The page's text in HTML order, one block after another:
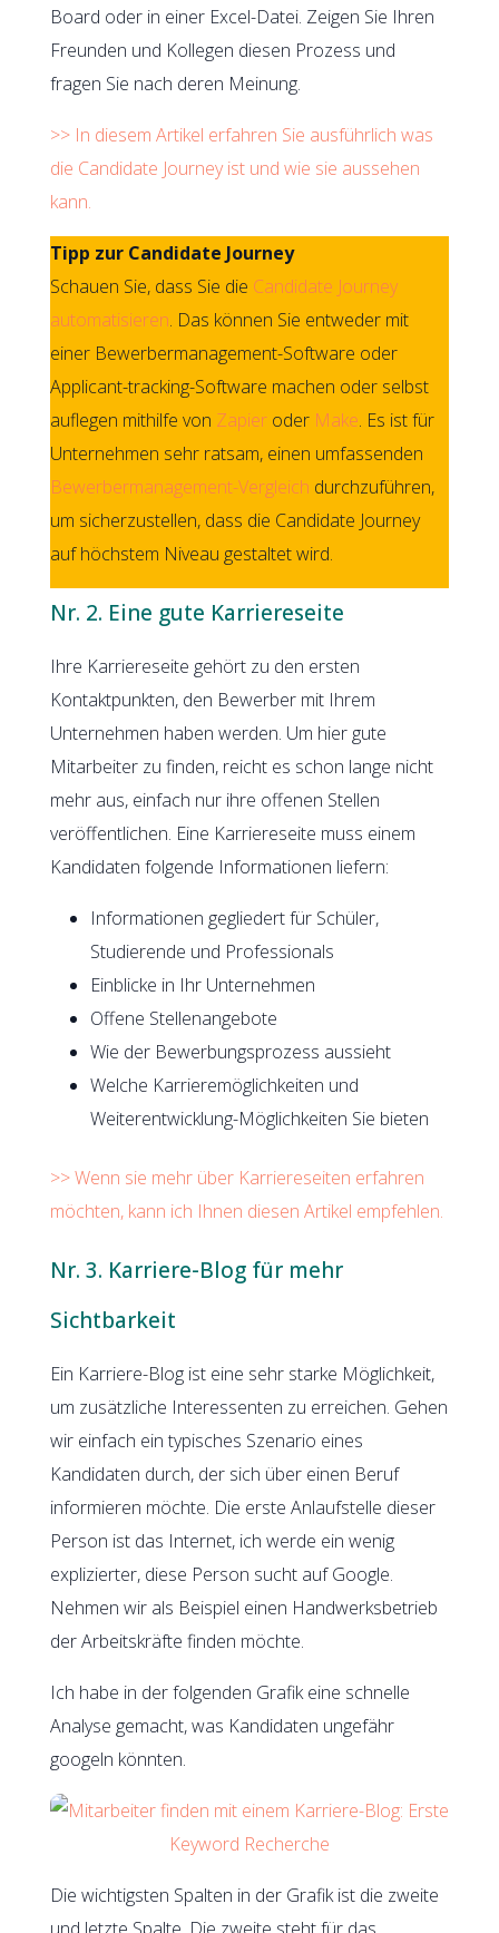
Board oder in einer Excel-Datei. Zeigen Sie Ihren
Freunden und Kollegen diesen Prozess und
fragen Sie nach deren Meinung.
>> In diesem Artikel erfahren Sie ausführlich was
die Candidate Journey ist und wie sie aussehen
kann.
Tipp zur Candidate Journey
Schauen Sie, dass Sie die Candidate Journey
automatisieren. Das können Sie entweder mit
einer Bewerbermanagement-Software oder
Applicant-tracking-Software machen oder selbst
auflegen mithilfe von Zapieroder Make. Es ist für
Unternehmen sehr ratsam, einen umfassenden
Bewerbermanagement-Vergleich durchzuführen,
um sicherzustellen, dass die Candidate Journey
auf höchstem Niveau gestaltet wird.
Nr. 2. Eine gute Karriereseite
Ihre Karriereseite gehört zu den ersten
Kontaktpunkten, den Bewerber mit Ihrem
Unternehmen haben werden. Um hier gute
Mitarbeiter zu finden, reicht es schon lange nicht
mehr aus, einfach nur ihre offenen Stellen
veröffentlichen. Eine Karriereseite muss einem
Kandidaten folgende Informationen liefern:
Informationen gegliedert für Schüler,
Studierende und Professionals
Einblicke in Ihr Unternehmen
Offene Stellenangebote
Wie der Bewerbungsprozess aussieht
Welche Karrieremöglichkeiten und
Weiterentwicklung-Möglichkeiten Sie bieten
>> Wenn sie mehr über Karriereseiten erfahren
möchten, kann ich Ihnen diesen Artikel empfehlen.
Nr. 3. Karriere-Blog für mehr
Sichtbarkeit
Ein Karriere-Blog ist eine sehr starke Möglichkeit,
um zusätzliche Interessenten zu erreichen. Gehen
wir einfach ein typisches Szenario eines
Kandidaten durch, der sich über einen Beruf
informieren möchte. Die erste Anlaufstelle dieser
Person ist das Internet, ich werde ein wenig
explizierter, diese Person sucht auf Google.
Nehmen wir als Beispiel einen Handwerksbetrieb
der Arbeitskräfte finden möchte.
Ich habe in der folgenden Grafik eine schnelle
Analyse gemacht, was Kandidaten ungefähr
googeln könnten.
Die wichtigsten Spalten in der Grafik ist die zweite